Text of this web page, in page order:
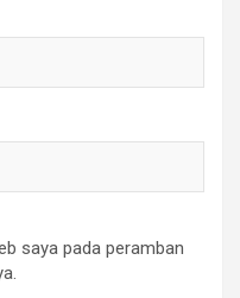
saya pada peramban